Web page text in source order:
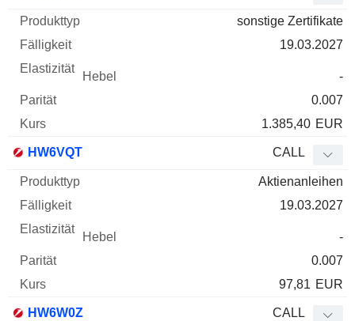
sonstige Zertifikate
19.03.2027
-
0.007
1.385,40 EUR
HW6VQT CALL
Aktienanleihen
19.03.2027
-
0.007
97,81 EUR
HW6W0Z CALL